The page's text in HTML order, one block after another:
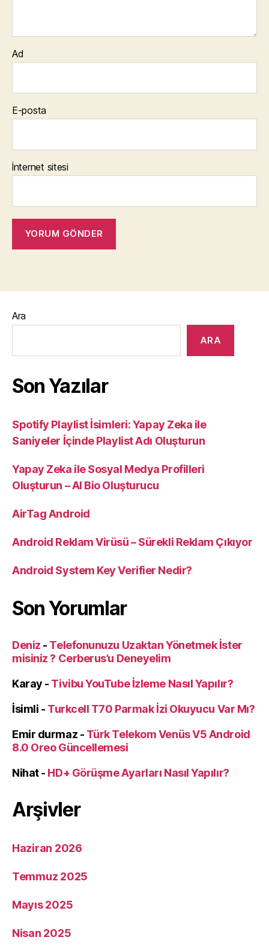
Ad
E-posta
İnternet sitesi
Ara
ARA
Son Yazılar
Spotify Playlist İsimleri: Yapay Zeka ile
Saniyeler İçinde Playlist Adı Oluşturun
Yapay Zeka ile Sosyal Medya Profilleri
Oluşturun – AI Bio Oluşturucu
AirTag Android
Android Reklam Virüsü – Sürekli Reklam Çıkıyor
Android System Key Verifier Nedir?
Son Yorumlar
Deniz - Telefonunuzu Uzaktan Yönetmek İster
misiniz ? Cerberus’u Deneyelim
Karay - Tivibu YouTube İzleme Nasıl Yapılır?
İsimli - Turkcell T70 Parmak İzi Okuyucu Var Mı?
Emir durmaz - Türk Telekom Venüs V5 Android
8.0 Oreo Güncellemesi
Nihat- HD+ Görüşme Ayarları Nasıl Yapılır?
Arşivler
Haziran 2026
Temmuz 2025
Mayıs 2025
Nisan 2025